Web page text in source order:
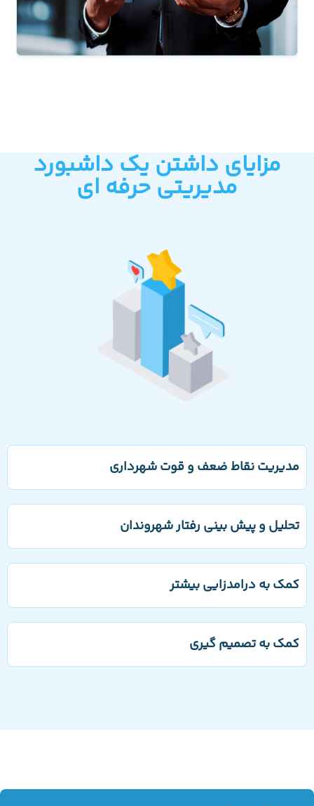
مزایای داشتن یک داشبورد
مدیریتی حرفه ای
مدیریت نقاط ضعف و قوت شهرداری
تحلیل و پیش بینی رفتار شهروندان
کمک به درامدزایی بیشتر
کمک به تصمیم گیری